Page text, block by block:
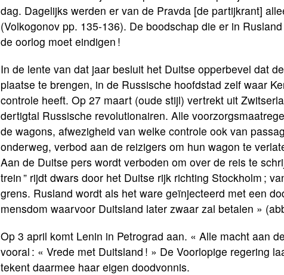
dag. Dagelijks werden er van de Pravda [de partijkrant]
(Volkogonov pp. 135-136). De boodschap die er in
de oorlog moet eindigen !
In de lente van dat jaar besluit het Duitse opperbevel dat
plaatse te brengen, in de Russische hoofdstad zelf waar
controle heeft. Op 27 maart (oude stijl) vertrekt uit
dertigtal Russische revolutionairen. Alle
de wagons, afwezigheid van welke controle ook van
onderweg, verbod aan de reizigers om hun wagon te
Aan de Duitse pers wordt verboden om over de reis te
trein ” rijdt dwars door het Duitse rijk richting Stockholm ;
grens. Rusland wordt als het ware geïnjecteerd met een
mensdom waarvoor Duitsland later zwaar zal betalen »
Op 3 april komt Lenin in Petrograd aan. « Alle macht aan
vooral : « Vrede met Duitsland ! » De Voorlopige regering
tekent daarmee haar eigen doodvonnis.